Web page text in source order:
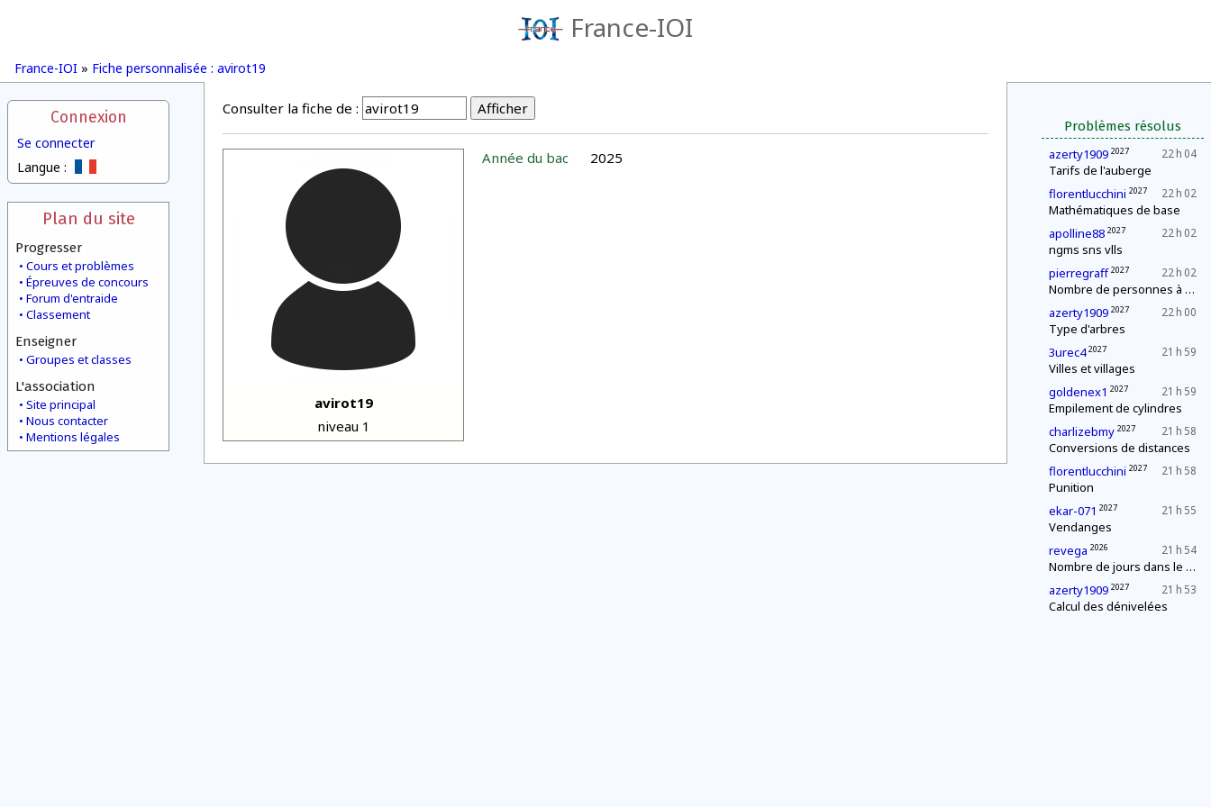
France-IOI
France-IOI » Fiche personnalisée : avirot19
Connexion
Se connecter
Langue :
Plan du site
Progresser
Cours et problèmes
Épreuves de concours
Forum d'entraide
Classement
Enseigner
Groupes et classes
L'association
Site principal
Nous contacter
Mentions légales
Problèmes résolus
22 h 04
azerty1909 2027
Tarifs de l'auberge
22 h 02
florentlucchini 2027
Mathématiques de base
22 h 02
apolline88 2027
ngms sns vlls
22 h 02
pierregraff 2027
Nombre de personnes à la fête
22 h 00
azerty1909 2027
Type d'arbres
21 h 59
3urec4 2027
Villes et villages
21 h 59
goldenex1 2027
Empilement de cylindres
21 h 58
charlizebmy 2027
Conversions de distances
21 h 58
florentlucchini 2027
Punition
21 h 55
ekar-071 2027
Vendanges
21 h 54
revega 2026
Nombre de jours dans le mois
21 h 53
azerty1909 2027
Calcul des dénivelées
Consulter la fiche de :
avirot19
niveau 1
Année du bac 2025